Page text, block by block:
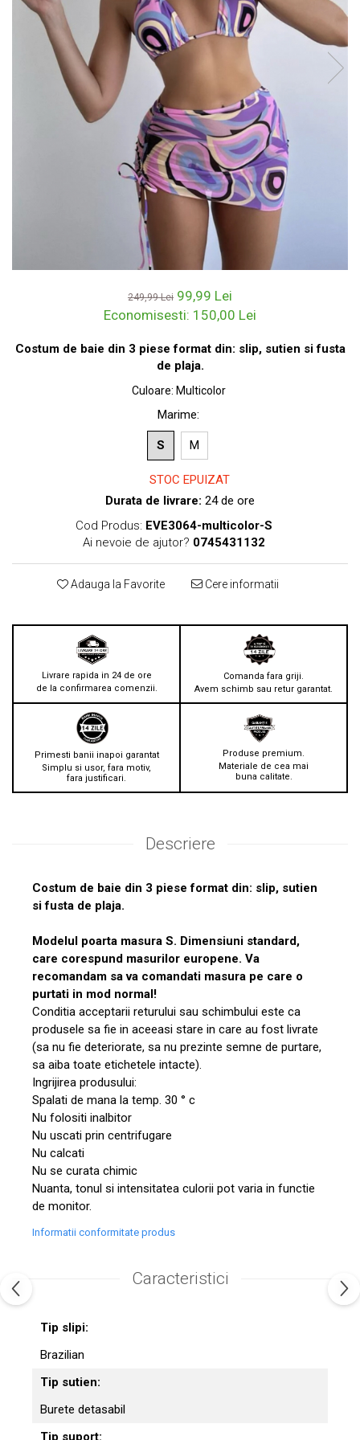
249,99 Lei 99,99 Lei
Economisesti: 150,00 Lei
Costum de baie din 3 piese format din: slip, sutien si fusta
de plaja.
Culoare: Multicolor
Marime:
S M
STOC EPUIZAT
Durata de livrare: 24 de ore
Cod Produs: EVE3064-multicolor-S
Ai nevoie de ajutor? 0745431132
Adauga la Favorite Cere informatii
Livrare rapida in 24 de ore
de la confirmarea comenzii.
Comanda fara griji.
Avem schimb sau retur garantat.
Primesti banii inapoi garantat
Simplu si usor, fara motiv,
fara justificari.
Produse premium.
Materiale de cea mai
buna calitate.
Descriere
Costum de baie din 3 piese format din: slip, sutien
si fusta de plaja.
Modelul poarta masura S. Dimensiuni standard,
care corespund masurilor europene. Va
recomandam sa va comandati masura pe care o
purtati in mod normal!
Conditia acceptarii returului sau schimbului este ca
produsele sa fie in aceeasi stare in care au fost livrate
(sa nu fie deteriorate, sa nu prezinte semne de purtare,
sa aiba toate etichetele intacte).
Ingrijirea produsului:
Spalati de mana la temp. 30 ° c
Nu folositi inalbitor
Nu uscati prin centrifugare
Nu calcati
Nu se curata chimic
Nuanta, tonul si intensitatea culorii pot varia in functie
de monitor.
Informatii conformitate produs
Caracteristici
Tip slipi:
Brazilian
Tip sutien:
Burete detasabil
Tip suport: